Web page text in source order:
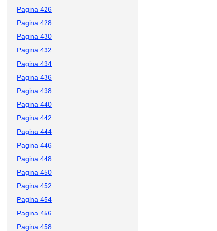
Pagina 426
Pagina 428
Pagina 430
Pagina 432
Pagina 434
Pagina 436
Pagina 438
Pagina 440
Pagina 442
Pagina 444
Pagina 446
Pagina 448
Pagina 450
Pagina 452
Pagina 454
Pagina 456
Pagina 458